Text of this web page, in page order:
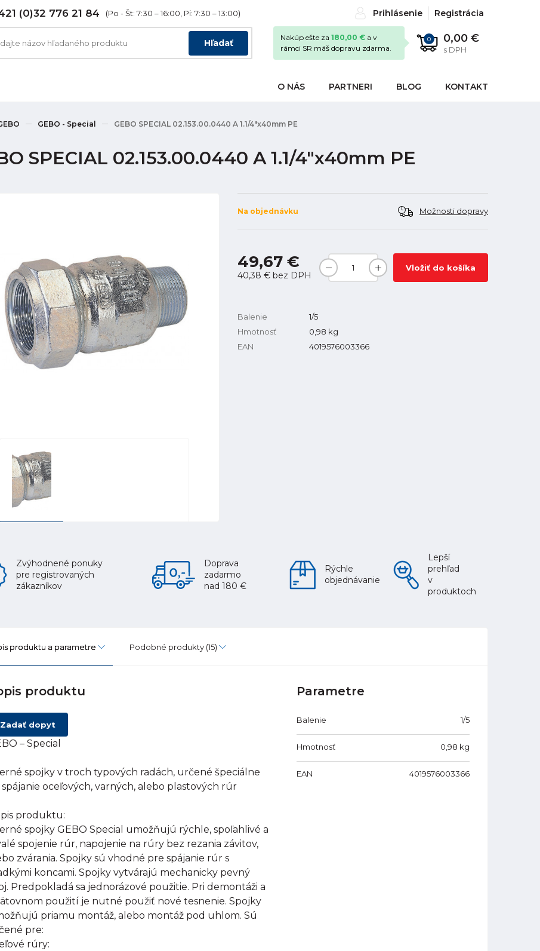
(0)32 776 21 84 (Po - Št: 7:30 – 16:00, Pi: 7:30 – 13:00) Prihlásenie Registrácia
Hľadať 0 0,00 €
s DPH
Nakúp ešte za 180,00 € a v
rámci SR máš dopravu zdarma.
O NÁS PARTNERI BLOG KONTAKT
GEBO - Special GEBO SPECIAL 02.153.00.0440 A 1.1/4"x40mm PE
SPECIAL 02.153.00.0440 A 1.1/4"x40mm PE
Na objednávku Možnosti dopravy
49,67 €
40,38 € bez DPH
Vložiť do košíka
Balenie
1/5
Hmotnosť
0,98 kg
EAN
4019576003366
Zvýhodnené ponuky
pre registrovaných
zákazníkov
Doprava
zadarmo
nad 180 €
Rýchle
objednávanie
Lepší
prehľad
v
produktoch
produktu a parametre Podobné produkty (15)
produktu
Zadať dopyt
– Special
spojky v troch typových radách, určené špeciálne
spájanie oceľových, varných, alebo plastových rúr
produktu:
spojky GEBO Special umožňujú rýchle, spoľahlivé a
spojenie rúr, napojenie na rúry bez rezania závitov,
zvárania. Spojky sú vhodné pre spájanie rúr s
koncami. Spojky vytvárajú mechanicky pevný
Predpokladá sa jednorázové použitie. Pri demontáži a
použití je nutné použiť nové tesnenie. Spojky
priamu montáž, alebo montáž pod uhlom. Sú
pre:
rúry:
Parametre
Balenie 1/5
Hmotnosť 0,98 kg
EAN 4019576003366